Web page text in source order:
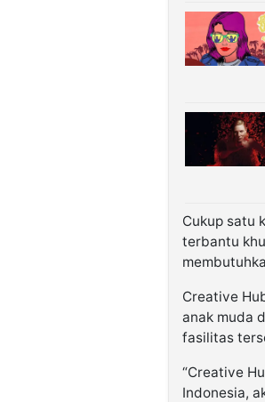
Cukup satu
terbantu
Creative
anak muda
fasilitas
“Creative
Indonesia,